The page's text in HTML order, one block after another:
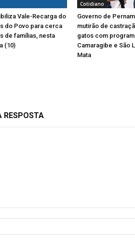
Vale-Recarga do
do Povo para cerca
de famílias, nesta
(10)
Cotidiano
Governo de
mutirão de
gatos com
Camaragibe e São
Mata
RESPOSTA